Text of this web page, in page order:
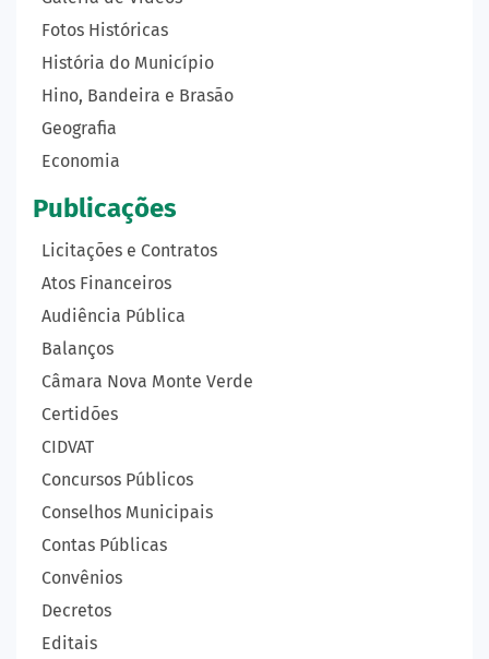
Fotos Históricas
História do Município
Hino, Bandeira e Brasão
Geografia
Economia
Publicações
Licitações e Contratos
Atos Financeiros
Audiência Pública
Balanços
Câmara Nova Monte Verde
Certidões
CIDVAT
Concursos Públicos
Conselhos Municipais
Contas Públicas
Convênios
Decretos
Editais